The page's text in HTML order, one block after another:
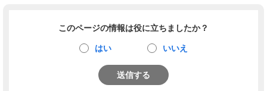
このページの情報は役に立ちましたか？
はい いいえ
送信する